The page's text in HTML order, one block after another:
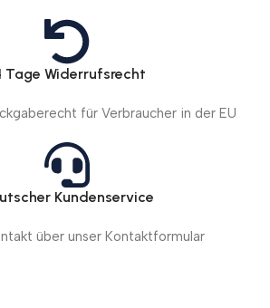
Tage Widerrufsrecht
für Verbraucher in der EU
Kundenservice
über unser Kontaktformular